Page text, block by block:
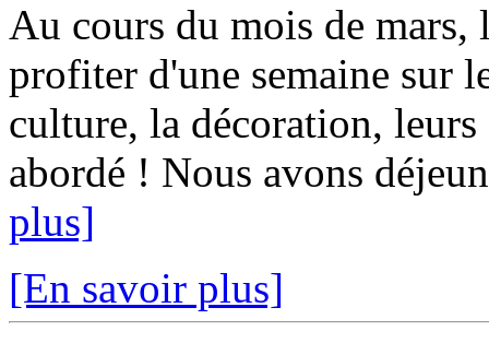
Au cours du mois de mars,
profiter d'une semaine sur
culture, la décoration,
abordé ! Nous avons
plus]
[En savoir plus]